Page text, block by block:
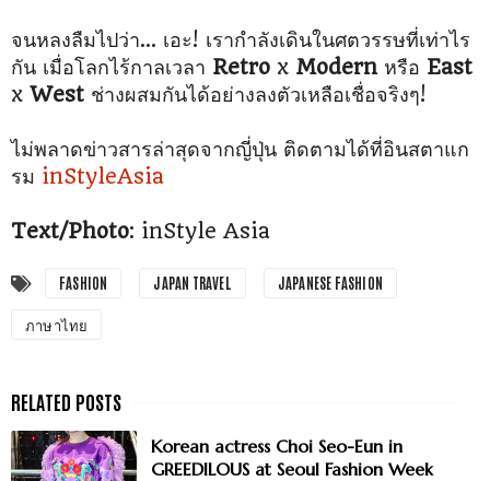
จนหลงลืมไปว่า... เอะ! เรากำลังเดินในศตวรรษที่เท่าไร
กัน เมื่อโลกไร้กาลเวลา Retro x Modern หรือ East
x West ช่างผสมกันได้อย่างลงตัวเหลือเชื่อจริงๆ!
ไม่พลาดข่าวสารล่าสุดจากญี่ปุ่น ติดตามได้ที่อินสตาแก
รม inStyleAsia
Text/Photo: inStyle Asia
FASHION JAPAN TRAVEL JAPANESE FASHION
ภาษาไทย
Korean actress Choi Seo-Eun in
GREEDILOUS at Seoul Fashion Week